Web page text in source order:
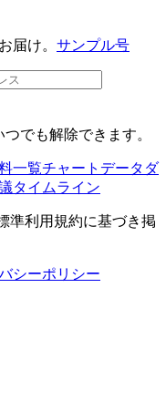
届け。 サンプル号
でも解除できます。
一覧チャートデータ ダ
タイムライン
準利用規約に基づき掲
シーポリシー